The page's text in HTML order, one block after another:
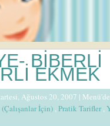
BİBERLİ
EKMEK
Ağustos 20, 2007 |
İçin) ,Pratik Tarifler,